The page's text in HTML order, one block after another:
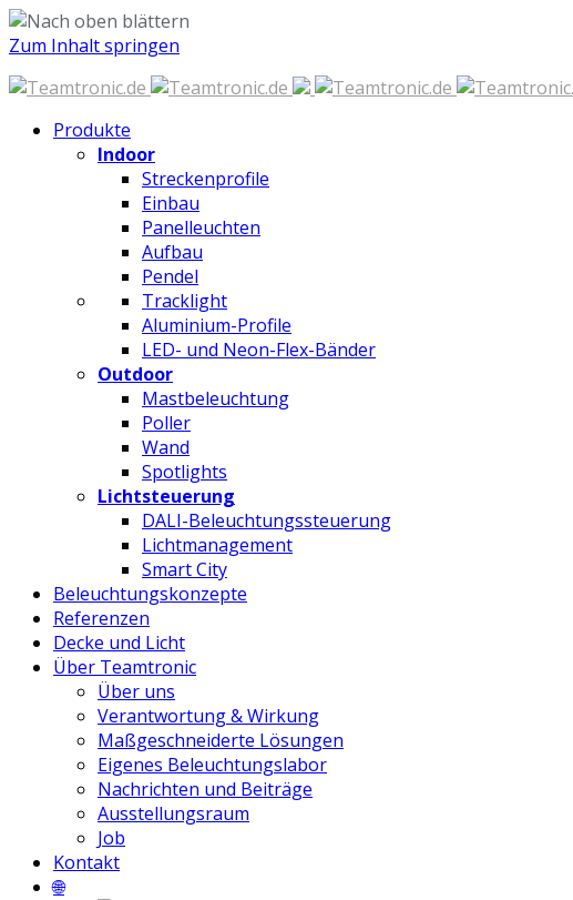
Zum Inhalt springen
Produkte
Indoor
Streckenprofile
Einbau
Panelleuchten
Aufbau
Pendel
Tracklight
Aluminium-Profile
LED- und Neon-Flex-Bänder
Outdoor
Mastbeleuchtung
Poller
Wand
Spotlights
Lichtsteuerung
DALI-Beleuchtungssteuerung
Lichtmanagement
Smart City
Beleuchtungskonzepte
Referenzen
Decke und Licht
Über Teamtronic
Über uns
Verantwortung & Wirkung
Maßgeschneiderte Lösungen
Eigenes Beleuchtungslabor
Nachrichten und Beiträge
Ausstellungsraum
Job
Kontakt
🌐